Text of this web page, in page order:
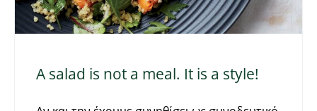
A salad is not a meal. It is a style!